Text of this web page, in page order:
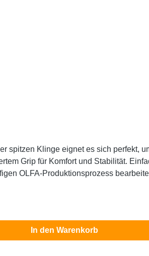
spitzen Klinge eignet es sich perfekt,
Grip für Komfort und Stabilität.
OLFA-Produktionsprozess
der Reichweite von Kindern
In den Warenkorb